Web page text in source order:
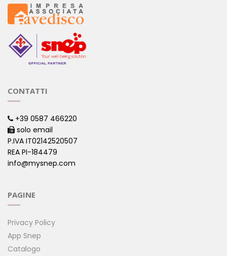
CONTATTI
+39 0587 466220
solo email
P.IVA IT02142520507
REA PI-184479
info@mysnep.com
PAGINE
Privacy Policy
App Snep
Catalogo